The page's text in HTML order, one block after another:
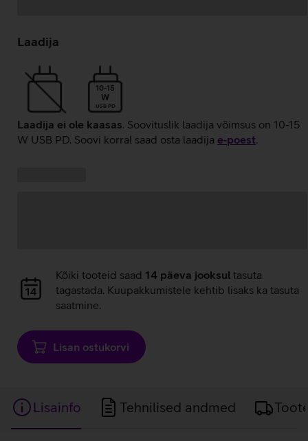
laadimine
Laadija
10-15
W
USB PD
Laadija ei ole kaasas. Soovituslik laadija võimsus on 10-15
W USB PD. Soovi korral saad osta laadija e‑poest.
Andmete
laadimine
Kõiki tooteid saad 14 päeva jooksul tasuta
tagastada. Kuupakkumistele kehtib lisaks ka tasuta
saatmine.
Lisan ostukorvi
Lisainfo Tehnilised andmed